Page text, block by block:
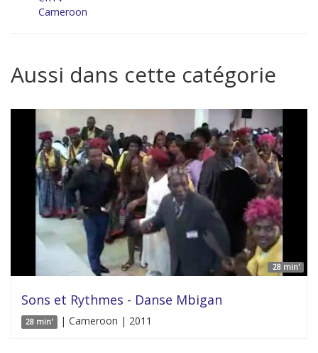
Cameroon
Aussi dans cette catégorie
28 min'
Sons et Rythmes - Danse Mbigan
28 min' | Cameroon | 2011